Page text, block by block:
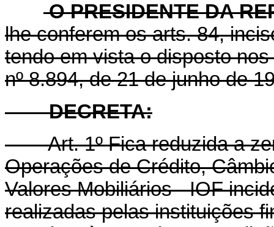
O PRESIDENTE DA
lhe conferem os arts. 84,
tendo em vista o disposto
nº 8.894, de 21 de junho de
DECRETA:
Art. 1º Fica reduzida a
Operações de Crédito,
Valores Mobiliários - IOF
realizadas pelas instituições